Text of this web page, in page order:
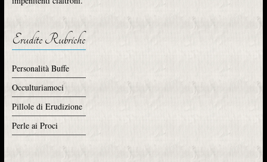
Erudite Rubriche
Personalità Buffe
Occulturiamoci
Pillole di Erudizione
Perle ai Proci